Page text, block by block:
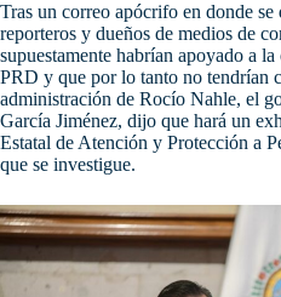
Tras un correo apócrifo en donde
reporteros y dueños de medios de
supuestamente habrían apoyado a
PRD y que por lo tanto no tendrían
administración de Rocío Nahle, el
García Jiménez, dijo que hará un
Estatal de Atención y Protección a
que se investigue.